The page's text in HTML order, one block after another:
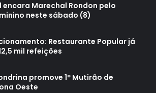
encara Marechal Rondon pelo
neste sábado (8)
Restaurante Popular já
mil refeições
promove 1º Mutirão de
Oeste